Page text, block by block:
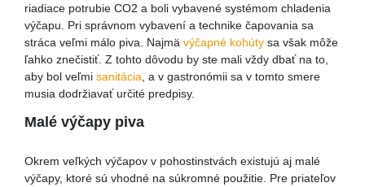
riadiace potrubie CO2 a boli vybavené systémom chladenia
výčapu. Pri správnom vybavení a technike čapovania sa
stráca veľmi málo piva. Najmä výčapné kohúty sa však môže
ľahko znečistiť. Z tohto dôvodu by ste mali vždy dbať na to,
aby bol veľmi sanitácia , a v gastronómii sa v tomto smere
musia dodržiavať určité predpisy.
Malé výčapy piva
Okrem veľkých výčapov v pohostinstvách existujú aj malé
výčapy, ktoré sú vhodné na súkromné použitie. Pre priateľov